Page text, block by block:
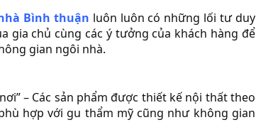
Bình thuận luôn luôn có những lối tư duy
gia chủ cùng các ý tưởng của khách hàng để
gian ngôi nhà.
– Các sản phẩm được thiết kế nội thất theo
hợp với gu thẩm mỹ cũng như không gian